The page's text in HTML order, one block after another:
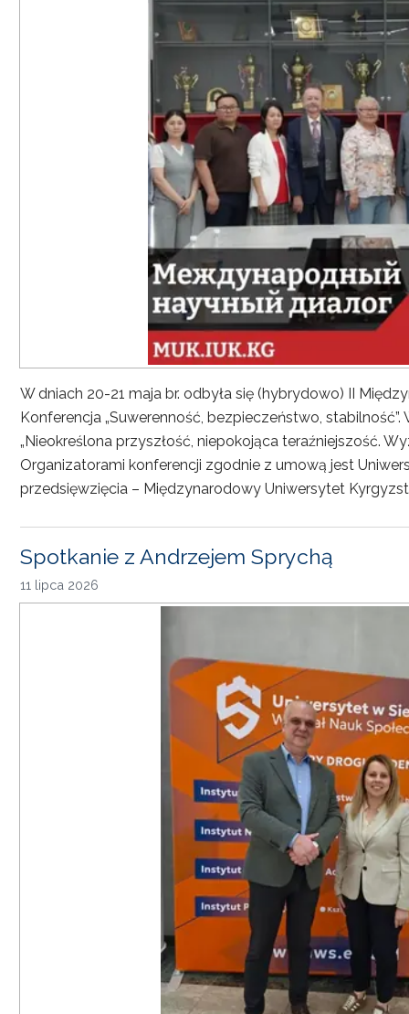
W dniach 20-21 maja br. odbyła się (hybrydowo) II
Konferencja „Suwerenność, bezpieczeństwo,
„Nieokreślona przyszłość, niepokojąca teraźniejszość.
Organizatorami konferencji zgodnie z umową jest
przedsięwzięcia – Międzynarodowy Uniwersytet
Spotkanie z Andrzejem Sprychą
11 lipca 2026